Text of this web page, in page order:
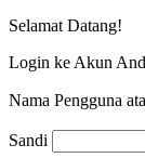
Selamat Datang!
Login ke Akun
Nama Pengguna
Sandi